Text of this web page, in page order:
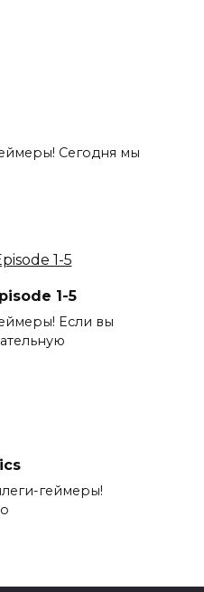
Сегодня мы
1-5
Если вы
геймеры!